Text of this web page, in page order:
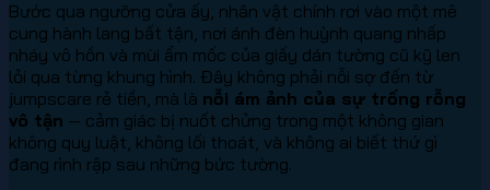
Bước qua ngưỡng cửa ấy, nhân vật chính rơi vào một mê
cung hành lang bất tận, nơi ánh đèn huỳnh quang nhấp
nháy vô hồn và mùi ẩm mốc của giấy dán tường cũ kỹ len
lỏi qua từng khung hình. Đây không phải nỗi sợ đến từ
jumpscare rẻ tiền, mà là nỗi ám ảnh của sự trống rỗng
vô tận — cảm giác bị nuốt chửng trong một không gian
không quy luật, không lối thoát, và không ai biết thứ gì
đang rình rập sau những bức tường.